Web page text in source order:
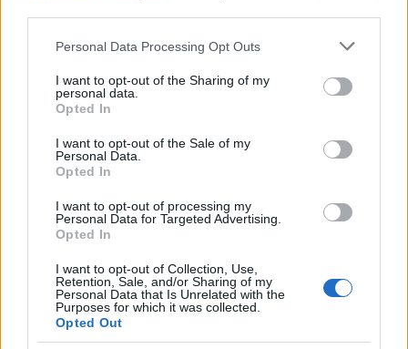
Please note that this website/app uses one or more Google
not limited to your visit or usage behaviour. You may click to
grant or deny consent to Google and its third-party tags to
use your data for below specified purposes in below Google
consent section.
Personal Data Processing Opt Outs
I want to opt-out of the Sharing of my
personal data.
Opted In
I want to opt-out of the Sale of my
Personal Data.
Opted In
I want to opt-out of processing my
Personal Data for Targeted Advertising.
Opted In
I want to opt-out of Collection, Use,
Retention, Sale, and/or Sharing of my
Personal Data that Is Unrelated with the
Purposes for which it was collected.
Opted Out
legrosszabbat. E képzeletbeli besorolású – de a
járó – telkek jellemzője ugyanis az, hogy iszonyatos
nagy a hozzájuk kapcsolódó energia- és időigény.
többek között a közlekedés – rengeteg energiát és
időt vesz majd igénybe.
Milyen információnak kellene szerepelni azon a
képzeletbeli tájékoztató brosúrán, amit minden
eladó telekhez, házhoz, lakáshoz mellékelni kellene?
Például a következőknek:
Van-e a környéken óvoda, iskola, és hány perc
alatt érhetőek el gyalog?